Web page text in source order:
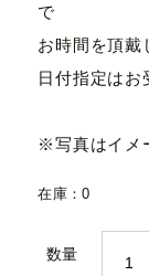
で
お時間を頂戴
日付指定はお
※写真はイメ
在庫：0
数量